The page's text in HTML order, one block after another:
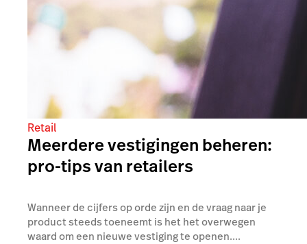
Retail
Meerdere vestigingen beheren:
pro-tips van retailers
Wanneer de cijfers op orde zijn en de vraag naar je
product steeds toeneemt is het het overwegen
waard om een nieuwe vestiging te openen....